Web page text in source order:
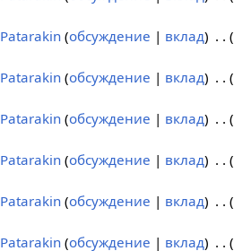
Patarakin обсуждение вклад
Patarakin обсуждение вклад
Patarakin обсуждение вклад
Patarakin обсуждение вклад
Patarakin обсуждение вклад
Patarakin обсуждение вклад